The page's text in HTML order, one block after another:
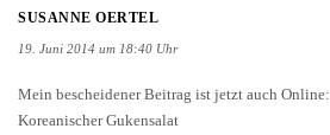
SUSANNE OERTEL
19. Juni 2014 um 18:40 Uhr
Mein bescheidener Beitrag ist jetzt auch Online:
Koreanischer Gukensalat